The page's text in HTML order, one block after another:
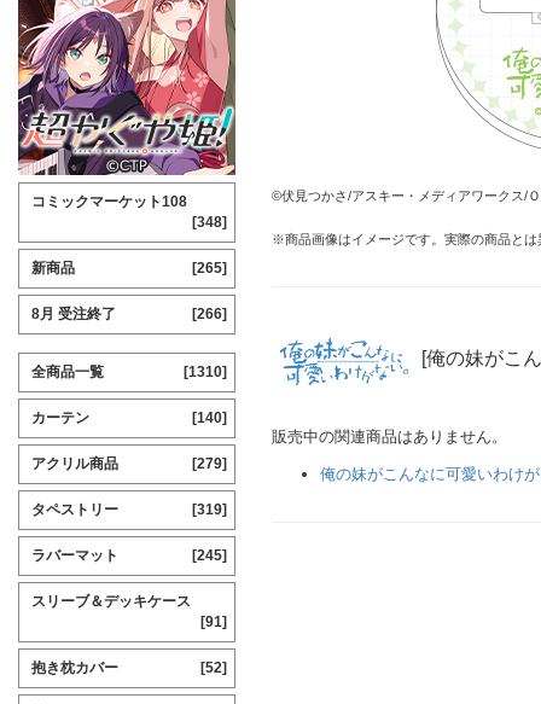
©伏見つかさ/アスキー・メディアワークス/
※商品画像はイメージです。実際の商品と
[俺の妹がこ
販売中の関連商品はありません。
俺の妹がこんなに可愛いわけ
コミックマーケット108
[348]
新商品 [265]
8月 受注終了 [266]
全商品一覧 [1310]
カーテン [140]
アクリル商品 [279]
タペストリー [319]
ラバーマット [245]
スリーブ＆デッキケース
[91]
抱き枕カバー [52]